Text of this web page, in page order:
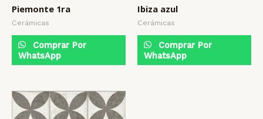
Piemonte 1ra
Cerámicas
Comprar Por
WhatsApp
Ibiza azul
Cerámicas
Comprar Por
WhatsApp